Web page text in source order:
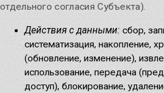
отдельного согласия Субъекта).
Действия с данными: сбор,
систематизация, накопление,
(обновление, изменение),
использование, передача
доступ), блокирование,